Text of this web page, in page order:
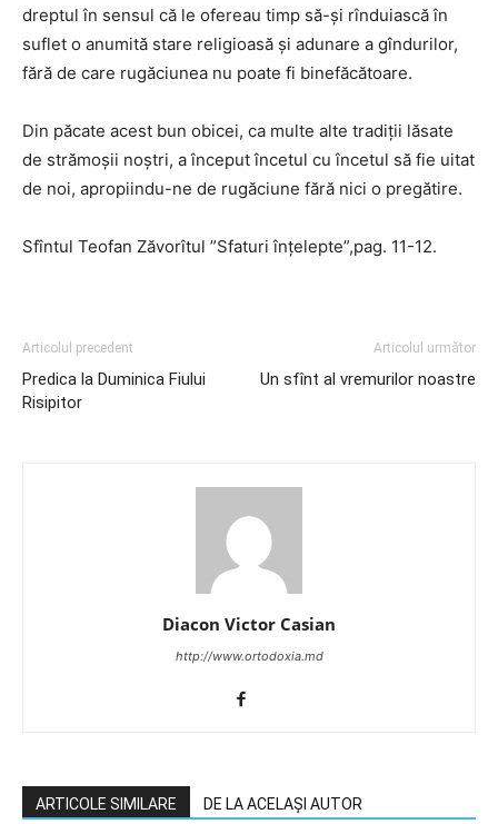
dreptul în sensul că le ofereau timp să-și rînduiască în
suflet o anumită stare religioasă și adunare a gîndurilor,
fără de care rugăciunea nu poate fi binefăcătoare.
Din păcate acest bun obicei, ca multe alte tradiții lăsate
de strămoșii noștri, a început încetul cu încetul să fie uitat
de noi, apropiindu-ne de rugăciune fără nici o pregătire.
Sfîntul Teofan Zăvorîtul ”Sfaturi înțelepte”,pag. 11-12.
Articolul precedent
Predica la Duminica Fiului
Risipitor
Articolul următor
Un sfînt al vremurilor noastre
Diacon Victor Casian
http://www.ortodoxia.md
ARTICOLE SIMILARE DE LA ACELAȘI AUTOR